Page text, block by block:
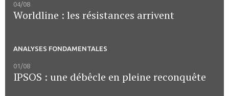
04/08
Worldline : les résistances arrivent
ANALYSES FONDAMENTALES
01/08
IPSOS : une débêcle en pleine reconquête